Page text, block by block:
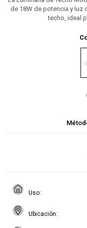
de 18W de potencia y luz
techo, ideal
Uso
Ubicación